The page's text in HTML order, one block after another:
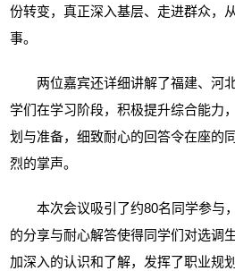
份转变，真正深入基层、走进群众，
事。
两位嘉宾还详细讲解了福建、河
学们在学习阶段，积极提升综合能力
划与准备，细致耐心的回答令在座的
烈的掌声。
本次会议吸引了约80名同学参与
的分享与耐心解答使得同学们对选调
加深入的认识和了解，发挥了职业规